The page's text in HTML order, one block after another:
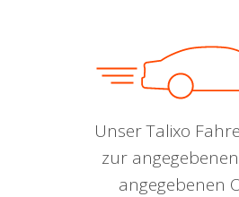
Unser Talixo
zur
angegebenen